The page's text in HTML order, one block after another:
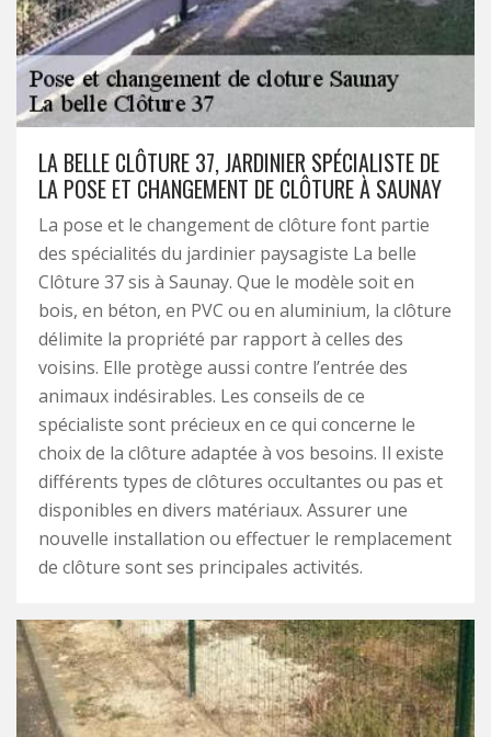
LA BELLE CLÔTURE 37, JARDINIER SPÉCIALISTE DE
LA POSE ET CHANGEMENT DE CLÔTURE À SAUNAY
La pose et le changement de clôture font partie
des spécialités du jardinier paysagiste La belle
Clôture 37 sis à Saunay. Que le modèle soit en
bois, en béton, en PVC ou en aluminium, la clôture
délimite la propriété par rapport à celles des
voisins. Elle protège aussi contre l’entrée des
animaux indésirables. Les conseils de ce
spécialiste sont précieux en ce qui concerne le
choix de la clôture adaptée à vos besoins. Il existe
différents types de clôtures occultantes ou pas et
disponibles en divers matériaux. Assurer une
nouvelle installation ou effectuer le remplacement
de clôture sont ses principales activités.